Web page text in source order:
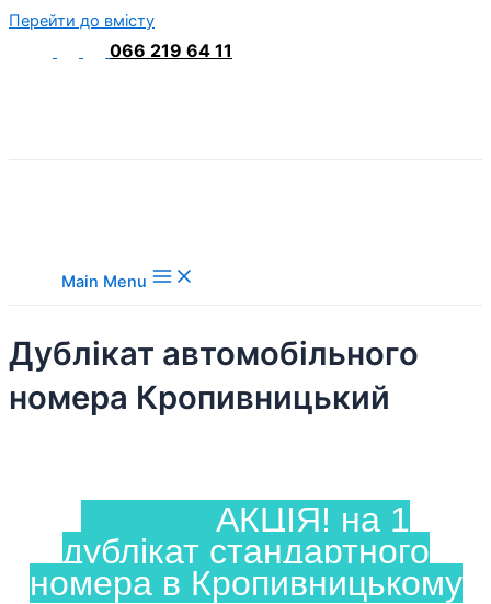
Перейти до вмісту
066 219 64 11
Main Menu
Дублікат автомобільного
номера Кропивницький
АКЦІЯ! на 1
дублікат стандартного
номера в Кропивницькому